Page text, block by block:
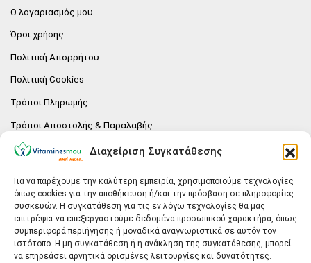
Διαχείριση Συγκατάθεσης
Για να παρέχουμε την καλύτερη εμπειρία, χρησιμοποιούμε τεχνολογίες
όπως cookies για την αποθήκευση ή/και την πρόσβαση σε πληροφορίες
συσκευών. Η συγκατάθεση για τις εν λόγω τεχνολογίες θα μας
επιτρέψει να επεξεργαστούμε δεδομένα προσωπικού χαρακτήρα, όπως
συμπεριφορά περιήγησης ή μοναδικά αναγνωριστικά σε αυτόν τον
ιστότοπο. Η μη συγκατάθεση ή η ανάκληση της συγκατάθεσης, μπορεί
να επηρεάσει αρνητικά ορισμένες λειτουργίες και δυνατότητες.
Ο λογαριασμός μου
Όροι χρήσης
Πολιτική Απορρήτου
Πολιτική Cookies
Τρόποι Πληρωμής
Τρόποι Αποστολής & Παραλαβής
Πολιτική επιστροφών
E-SHOP
Vitaminesmou.gr.
Άγιος Δημήτριος T.K.17236
Αττική